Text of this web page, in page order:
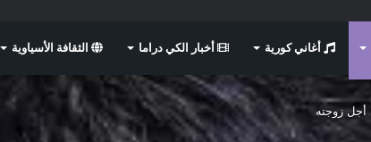
أغاني كورية أخبار الكي دراما الثقافة الأسياوية